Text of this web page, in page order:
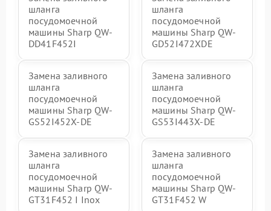
шланга
посудомоечной
машины Sharp QW-
DD41F452I
шланга
посудомоечной
машины Sharp QW-
GD52I472XDE
Замена заливного
шланга
посудомоечной
машины Sharp QW-
GS52I452X-DE
Замена заливного
шланга
посудомоечной
машины Sharp QW-
GS53I443X-DE
Замена заливного
шланга
посудомоечной
машины Sharp QW-
GT31F452 I Inox
Замена заливного
шланга
посудомоечной
машины Sharp QW-
GT31F452 W